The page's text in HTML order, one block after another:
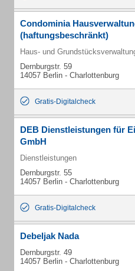
Condominia
(haftungsbeschränkt)
Haus- und
Dernburgstr. 59
14057 Berlin - Charlottenburg
Gratis-Digitalcheck
DEB Dienstleistungen für
GmbH
Dienstleistungen
Dernburgstr. 55
14057 Berlin - Charlottenburg
Gratis-Digitalcheck
Debeljak Nada
Dernburgstr. 49
14057 Berlin - Charlottenburg